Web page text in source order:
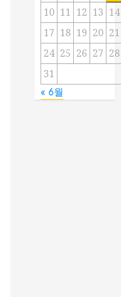
10 11 12 13 14
17 18 19 20 21
24 25 26 27 28
31
« 6월